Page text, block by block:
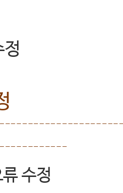
정
수정